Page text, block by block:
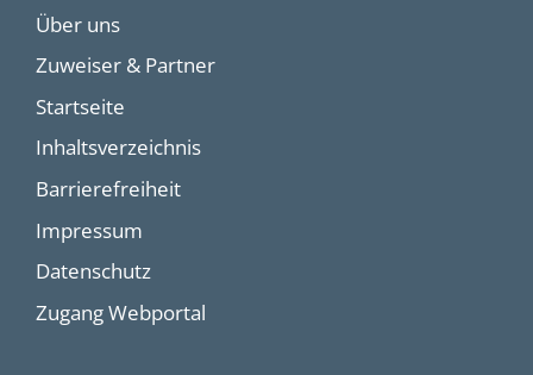
Über uns
Zuweiser & Partner
Startseite
Inhaltsverzeichnis
Barrierefreiheit
Impressum
Datenschutz
Zugang Webportal